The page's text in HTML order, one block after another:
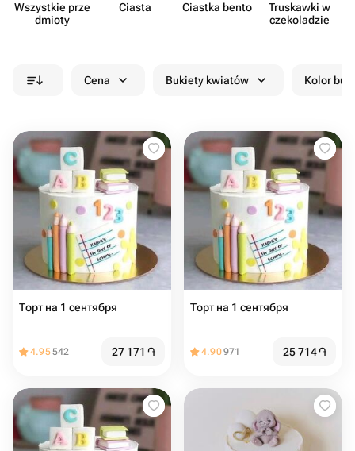
Wszystkie prze​
dmioty
Ciasta Ciastka bento
Truskawki w
czeko​ladzie
Cena Bukiety kwiatów Kolor
Торт на 1 сентября
4.95542 27 171 ֏
Торт на 1 сентября
4.90971 25 714֏